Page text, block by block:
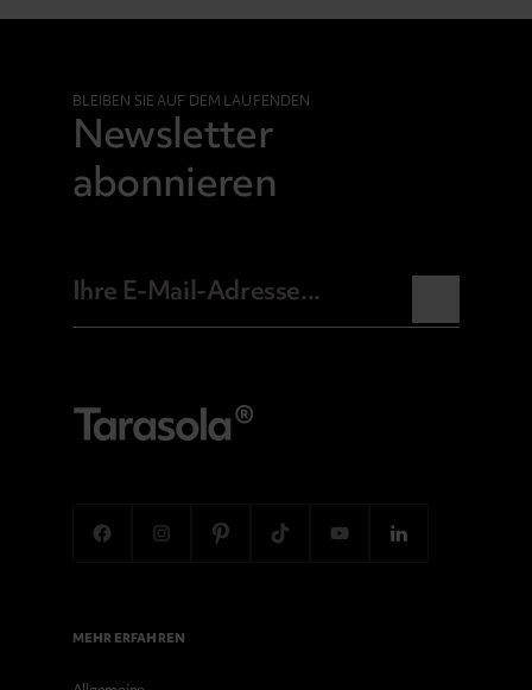
BLEIBEN SIE AUF DEM LAUFENDEN
Newsletter
abonnieren
MEHR ERFAHREN